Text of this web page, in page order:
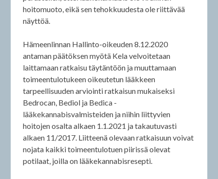
hoitomuoto, eikä sen tehokkuudesta ole riittävää
näyttöä.
Hämeenlinnan Hallinto-oikeuden 8.12.2020
antaman päätöksen myötä Kela velvoitetaan
laittamaan ratkaisu täytäntöön ja muuttamaan
toimeentulotukeen oikeutetun lääkkeen
tarpeellisuuden arviointi ratkaisun mukaiseksi
Bedrocan, Bediol ja Bedica -
lääkekannabisvalmisteiden ja niihin liittyvien
hoitojen osalta alkaen 1.1.2021 ja takautuvasti
alkaen 11/2017. Liitteenä olevaan ratkaisuun voivat
nojata kaikki toimeentulotuen piirissä olevat
potilaat, joilla on lääkekannabisresepti.